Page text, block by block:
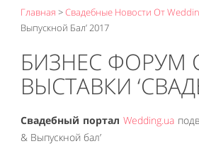
Главная >Свадебные Новости От
Выпускной Бал’ 2017
БИЗНЕС ФОРУМ
ВЫСТАВКИ
Свадебный портал Wedding.ua
& Выпускной бал’